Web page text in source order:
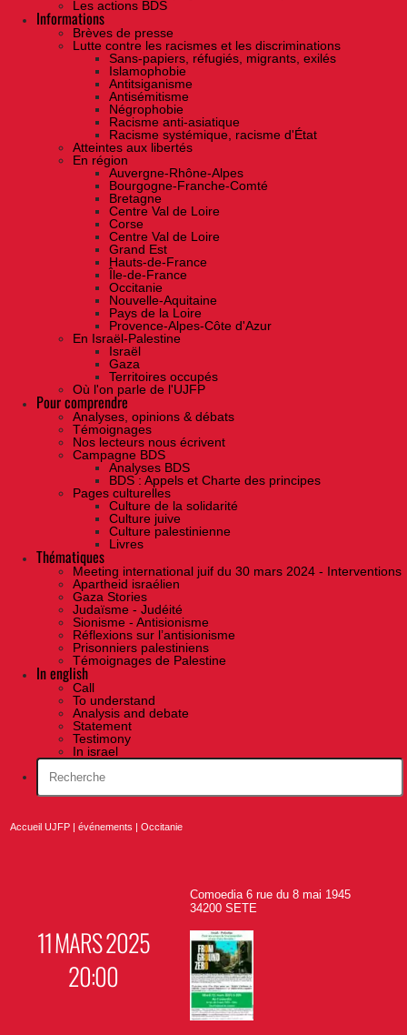
Les actions BDS
Informations
Brèves de presse
Lutte contre les racismes et les discriminations
Sans-papiers, réfugiés, migrants, exilés
Islamophobie
Antitsiganisme
Antisémitisme
Négrophobie
Racisme anti-asiatique
Racisme systémique, racisme d'État
Atteintes aux libertés
En région
Auvergne-Rhône-Alpes
Bourgogne-Franche-Comté
Bretagne
Centre Val de Loire
Corse
Centre Val de Loire
Grand Est
Hauts-de-France
Île-de-France
Occitanie
Nouvelle-Aquitaine
Pays de la Loire
Provence-Alpes-Côte d'Azur
En Israël-Palestine
Israël
Gaza
Territoires occupés
Où l'on parle de l'UJFP
Pour comprendre
Analyses, opinions & débats
Témoignages
Nos lecteurs nous écrivent
Campagne BDS
Analyses BDS
BDS : Appels et Charte des principes
Pages culturelles
Culture de la solidarité
Culture juive
Culture palestinienne
Livres
Thématiques
Meeting international juif du 30 mars 2024 - Interventions
Apartheid israélien
Gaza Stories
Judaïsme - Judéité
Sionisme - Antisionisme
Réflexions sur l’antisionisme
Prisonniers palestiniens
Témoignages de Palestine
In english
Call
To understand
Analysis and debate
Statement
Testimony
In israel
Accueil UJFP |événements |Occitanie
11 MARS 2025
20:00
Comoedia 6 rue du 8 mai 1945
34200 SETE